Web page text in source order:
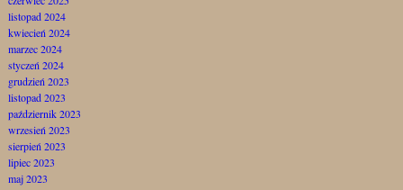
listopad 2024
kwiecień 2024
marzec 2024
styczeń 2024
grudzień 2023
listopad 2023
październik 2023
wrzesień 2023
sierpień 2023
lipiec 2023
maj 2023